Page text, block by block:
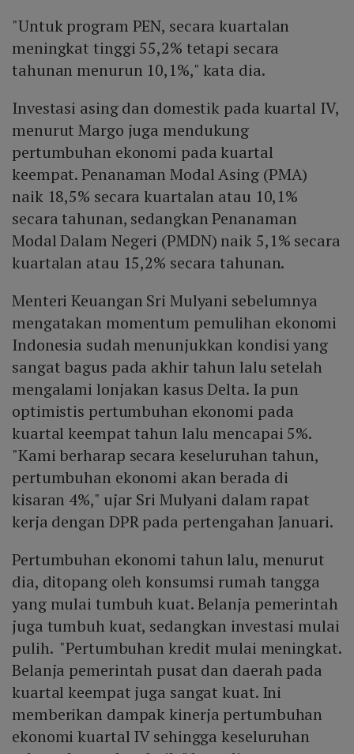
"Untuk program PEN, secara kuartalan
meningkat tinggi 55,2% tetapi secara
tahunan menurun 10,1%," kata dia.
Investasi asing dan domestik pada kuartal IV,
menurut Margo juga mendukung
pertumbuhan ekonomi pada kuartal
keempat. Penanaman Modal Asing (PMA)
naik 18,5% secara kuartalan atau 10,1%
secara tahunan, sedangkan Penanaman
Modal Dalam Negeri (PMDN) naik 5,1% secara
kuartalan atau 15,2% secara tahunan.
Menteri Keuangan Sri Mulyani sebelumnya
mengatakan momentum pemulihan ekonomi
Indonesia sudah menunjukkan kondisi yang
sangat bagus pada akhir tahun lalu setelah
mengalami lonjakan kasus Delta. Ia pun
optimistis pertumbuhan ekonomi pada
kuartal keempat tahun lalu mencapai 5%.
"Kami berharap secara keseluruhan tahun,
pertumbuhan ekonomi akan berada di
kisaran 4%," ujar Sri Mulyani dalam rapat
kerja dengan DPR pada pertengahan Januari.
Pertumbuhan ekonomi tahun lalu, menurut
dia, ditopang oleh konsumsi rumah tangga
yang mulai tumbuh kuat. Belanja pemerintah
juga tumbuh kuat, sedangkan investasi mulai
pulih. "Pertumbuhan kredit mulai meningkat.
Belanja pemerintah pusat dan daerah pada
kuartal keempat juga sangat kuat. Ini
memberikan dampak kinerja pertumbuhan
ekonomi kuartal IV sehingga keseluruhan